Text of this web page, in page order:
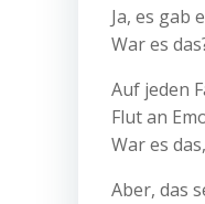
Ja, es gab
War es
Auf jeden
Flut an
War es
Aber, das